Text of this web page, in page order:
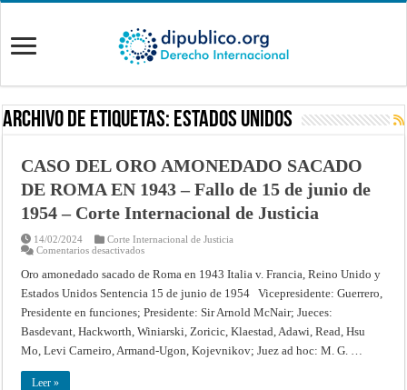
Archivo de Etiquetas: Estados Unidos
CASO DEL ORO AMONEDADO SACADO
DE ROMA EN 1943 – Fallo de 15 de junio de
1954 – Corte Internacional de Justicia
14/02/2024
Corte Internacional de Justicia
Comentarios desactivadosen
DEL
ORO
AMONEDADO
SACADO
DE
ROMA
EN
1943
–
Oro amonedado sacado de Roma en 1943 Italia v. Francia, Reino Unido y
Estados Unidos Sentencia 15 de junio de 1954 Vicepresidente: Guerrero,
Presidente en funciones; Presidente: Sir Arnold McNair; Jueces:
Basdevant, Hackworth, Winiarski, Zoricic, Klaestad, Adawi, Read, Hsu
Mo, Levi Carneiro, Armand-Ugon, Kojevnikov; Juez ad hoc: M. G. …
Leer »